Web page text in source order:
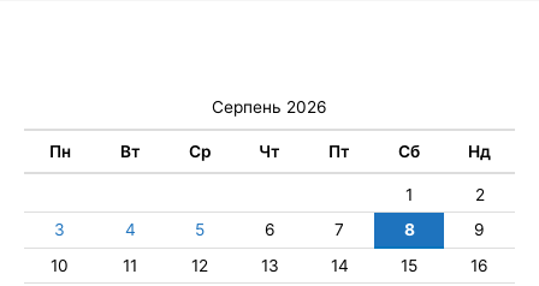
Серпень 2026
Пн Вт Ср Чт Пт Сб Нд
1
2
3
4 5 6 7 8
9
10
11 12 13 14 15
16